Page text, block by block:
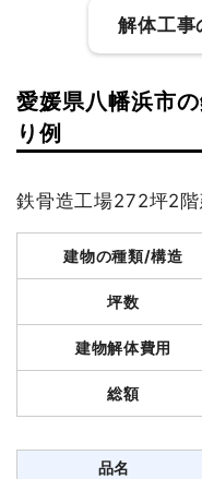
解体工事
建物解体費用
総額
木造小屋9坪1階建て
愛媛県八幡浜市
り例
鉄骨造工場272坪2階
建物の種類/構造
坪数
建物解体費用
総額
品名